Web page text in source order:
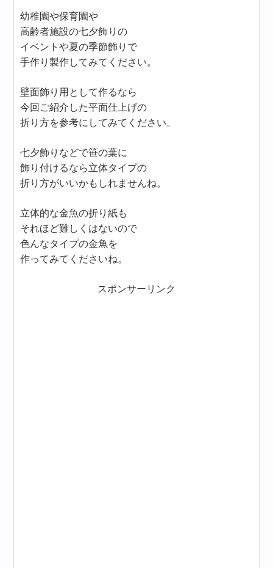
幼稚園や保育園や
高齢者施設の七夕飾りの
イベントや夏の季節飾りで
手作り製作してみてください。
壁面飾り用として作るなら
今回ご紹介した平面仕上げの
折り方を参考にしてみてください。
七夕飾りなどで笹の葉に
飾り付けるなら立体タイプの
折り方がいいかもしれませんね。
立体的な金魚の折り紙も
それほど難しくはないので
色んなタイプの金魚を
作ってみてくださいね。
スポンサーリンク